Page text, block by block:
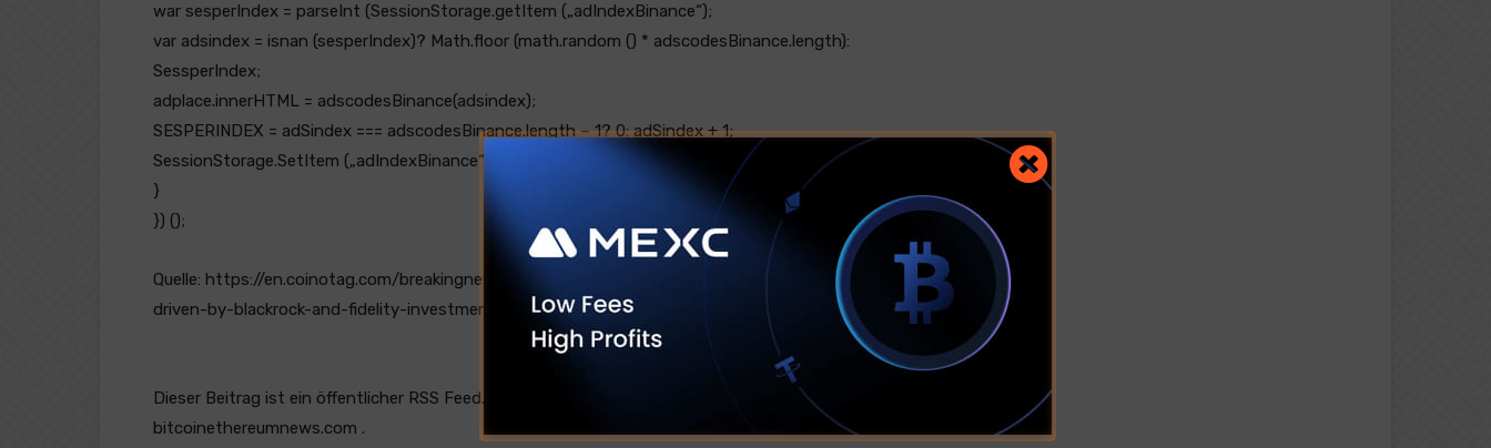
war sesperIndex = parseInt (SessionStorage.getItem („adIndexBinance“);
var adsindex = isnan (sesperIndex)? Math.floor (math.random () * adscodesBinance.length):
SessperIndex;
adplace.innerHTML = adscodesBinance(adsindex);
SESPERINDEX = adSindex === adscodesBinance.length – 1? 0: adSindex + 1;
SessionStorage.SetItem („adIndexBinance“, SesssperIndex);
}
}) ();
Quelle: https://en.coinotag.com/breakingnews/ethereumspot-etf-sees-77-5-million-net-inflow-
driven-by-blackrock-and-fidelity-investments/
Dieser Beitrag ist ein öffentlicher RSS Feed. Sie finden den Original Post unter
bitcoinethereumnews.com .